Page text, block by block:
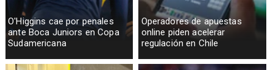
O'Higgins cae por penales
ante Boca Juniors en Copa
Sudamericana
Operadores de apuestas
online piden acelerar
regulación en Chile